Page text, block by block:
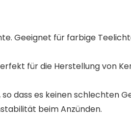
Geeignet für farbige
für die Herstellung von
so dass es keinen schlechten
beim Anzünden.